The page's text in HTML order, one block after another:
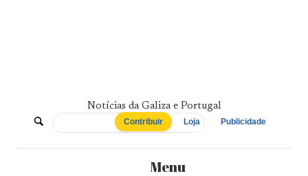
De
Norte
Notícias da Galiza e Portugal
Contribuir Loja Publicidade
Menu